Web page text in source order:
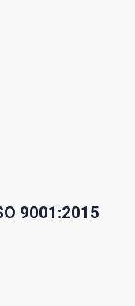
9001:2015